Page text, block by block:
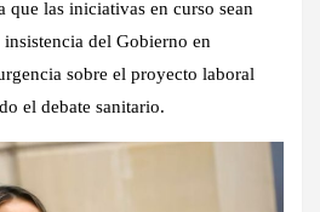
que las iniciativas en curso sean
del Gobierno en
sobre el proyecto laboral
el debate sanitario.